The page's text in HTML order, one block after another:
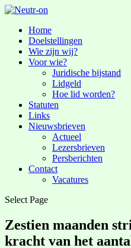
Home
Doelstellingen
Wie zijn wij?
Voor wie?
Juridische bijstand
Lidgeld
Hoe lid worden?
Statuten
Links
Nieuwsbrieven
Actueel
Lezersbrieven
Persberichten
Contact
Vacatures
Select Page
Zestien maanden
kracht van het